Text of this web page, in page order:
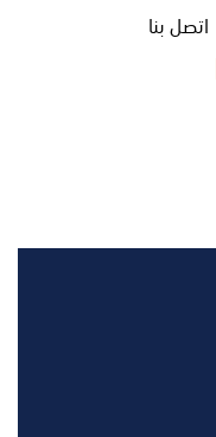
اتصل بنا